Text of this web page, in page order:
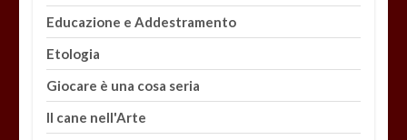
Educazione e Addestramento
Etologia
Giocare è una cosa seria
Il cane nell'Arte